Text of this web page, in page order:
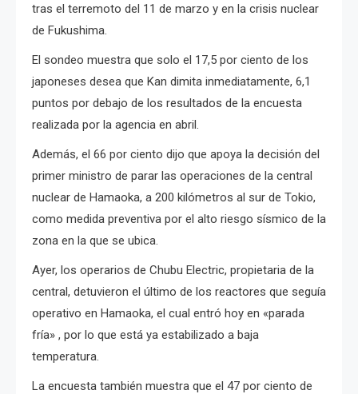
tras el terremoto del 11 de marzo y en la crisis nuclear
de Fukushima.
El sondeo muestra que solo el 17,5 por ciento de los
japoneses desea que Kan dimita inmediatamente, 6,1
puntos por debajo de los resultados de la encuesta
realizada por la agencia en abril.
Además, el 66 por ciento dijo que apoya la decisión del
primer ministro de parar las operaciones de la central
nuclear de Hamaoka, a 200 kilómetros al sur de Tokio,
como medida preventiva por el alto riesgo sísmico de la
zona en la que se ubica.
Ayer, los operarios de Chubu Electric, propietaria de la
central, detuvieron el último de los reactores que seguía
operativo en Hamaoka, el cual entró hoy en «parada
fría» , por lo que está ya estabilizado a baja
temperatura.
La encuesta también muestra que el 47 por ciento de